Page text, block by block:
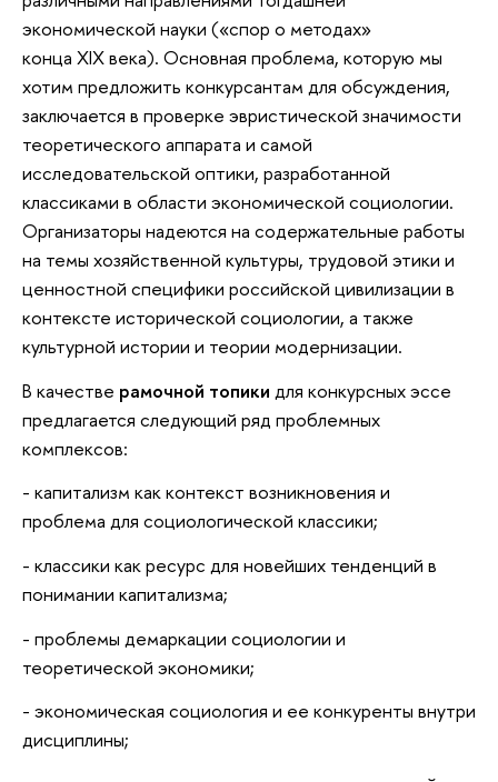
экономической науки («спор о методах»
конца XIX века). Основная проблема, которую мы
хотим предложить конкурсантам для обсуждения,
заключается в проверке эвристической значимости
теоретического аппарата и самой
исследовательской оптики, разработанной
классиками в области экономической социологии.
Организаторы надеются на содержательные работы
на темы хозяйственной культуры, трудовой этики и
ценностной специфики российской цивилизации в
контексте исторической социологии, а также
культурной истории и теории модернизации.
В качестве рамочной топики для конкурсных эссе
предлагается следующий ряд проблемных
комплексов:
- капитализм как контекст возникновения и
проблема для социологической классики;
- классики как ресурс для новейших тенденций в
понимании капитализма;
- проблемы демаркации социологии и
теоретической экономики;
- экономическая социология и ее конкуренты внутри
дисциплины;